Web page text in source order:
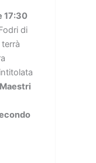
17:30
di
intitolata